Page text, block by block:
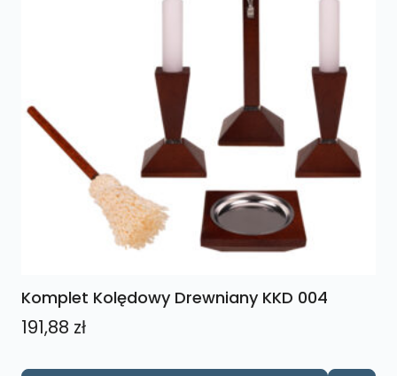
Komplet Kolędowy Drewniany KKD 004
191,88 zł